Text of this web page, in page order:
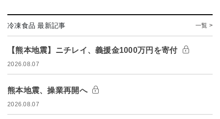
冷凍食品 最新記事 一覧 >
【熊本地震】ニチレイ、義援金1000万円を寄付
2026.08.07
熊本地震、操業再開へ
2026.08.07